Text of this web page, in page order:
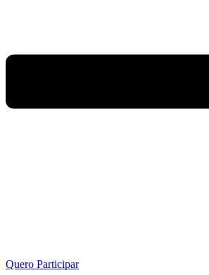
Quero Participar